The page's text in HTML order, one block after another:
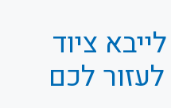
ציוד
לעזור לכם